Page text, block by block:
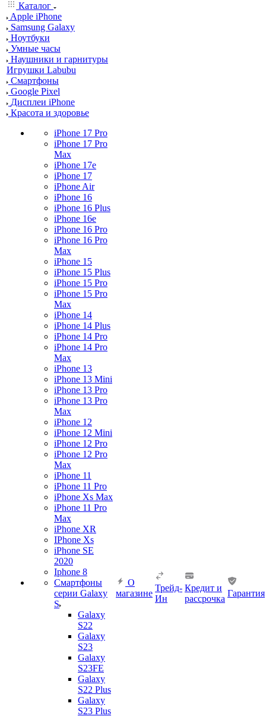
Каталог
Apple iPhone
Samsung Galaxy
Ноутбуки
Умные часы
Наушники и гарнитуры
Игрушки Labubu
Смартфоны
Google Pixel
Дисплеи iPhone
Красота и здоровье
iPhone 17 Pro
iPhone 17 Pro
Max
iPhone 17e
iPhone 17
iPhone Air
iPhone 16
iPhone 16 Plus
iPhone 16e
iPhone 16 Pro
iPhone 16 Pro
Max
iPhone 15
iPhone 15 Plus
iPhone 15 Pro
iPhone 15 Pro
Max
iPhone 14
iPhone 14 Plus
iPhone 14 Pro
iPhone 14 Pro
Max
iPhone 13
iPhone 13 Mini
iPhone 13 Pro
iPhone 13 Pro
Max
iPhone 12
iPhone 12 Mini
iPhone 12 Pro
iPhone 12 Pro
Max
iPhone 11
iPhone 11 Pro
iPhone Xs Max
iPhone 11 Pro
Max
iPhone XR
IPhone Xs
iPhone SE
2020
Iphone 8
Смартфоны
серии Galaxy
S
Galaxy
S22
Galaxy
S23
Galaxy
S23FE
Galaxy
S22 Plus
Galaxy
S23 Plus
О
магазине
Трейд-
Ин
Кредит и
рассрочка
Гарантия